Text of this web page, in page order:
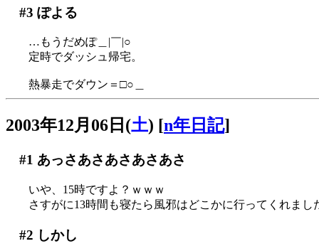
#3 ぽよる
…もうだめぽ＿|￣|○
定時でダッシュ帰宅。
熱暴走でダウン＝□○＿
2003年12月06日(土) [n年日記]
#1 あっさあさあさあさあさ
いや、15時ですよ？ｗｗｗ
さすがに13時間も寝たら風邪はどこかに行ってくれまし
#2 しかし